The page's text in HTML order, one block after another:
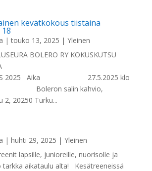
kevätkokous tiistaina
|touko 13, 2025 | Yleinen
BOLERO RY KOKUSKUTSU
2025 Aika 27.5.2025 klo
Boleron salin kahvio,
2, 20250 Turku...
| huhti 29, 2025 | Yleinen
lapsille, junioreille, nuorisolle ja
tarkka aikataulu alta! Kesätreeneissä